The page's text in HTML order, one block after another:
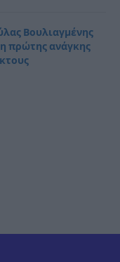
Βουλιαγμένης
πρώτης ανάγκης